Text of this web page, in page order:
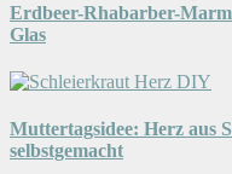
Erdbeer-Rhabarber-
Glas
Muttertagsidee: Herz aus
selbstgemacht